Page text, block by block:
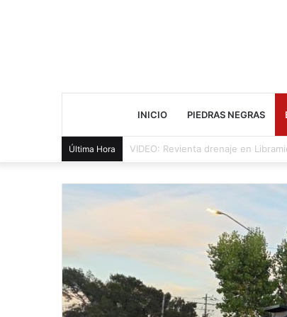
INICIO PIEDRAS NEGRAS
Última Hora Cae presunto distribuidor durante